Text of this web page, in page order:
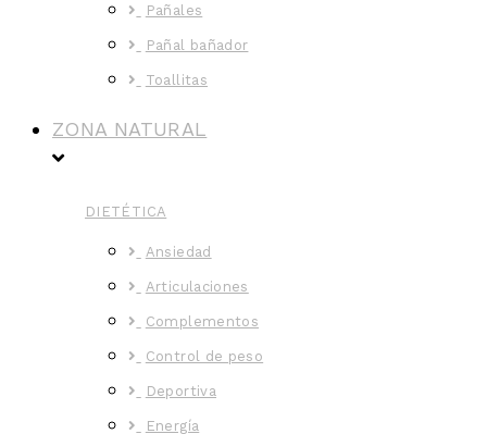
Pañales
Pañal bañador
Toallitas
ZONA NATURAL
DIETÉTICA
Ansiedad
Articulaciones
Complementos
Control de peso
Deportiva
Energía